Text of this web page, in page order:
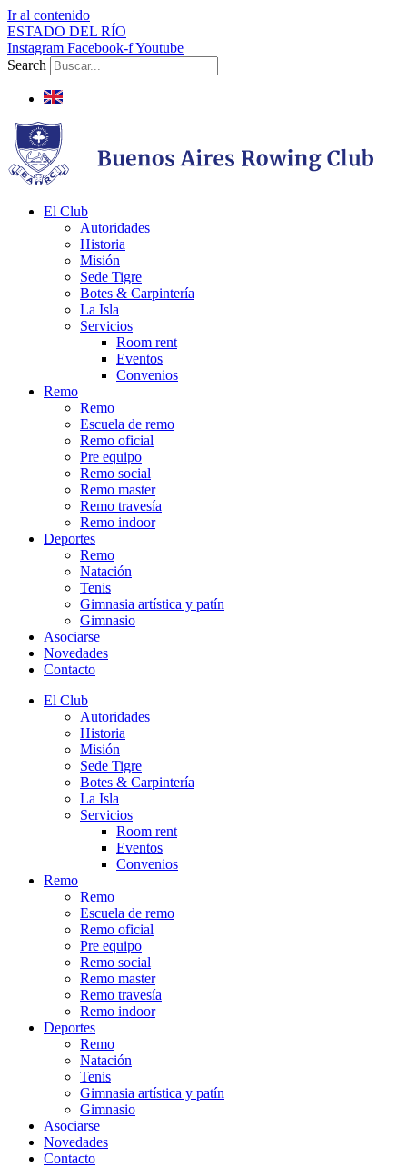
Ir al contenido
ESTADO DEL RÍO
Instagram Facebook-fYoutube
Search
El Club
Autoridades
Historia
Misión
Sede Tigre
Botes & Carpintería
La Isla
Servicios
Room rent
Eventos
Convenios
Remo
Remo
Escuela de remo
Remo oficial
Pre equipo
Remo social
Remo master
Remo travesía
Remo indoor
Deportes
Remo
Natación
Tenis
Gimnasia artística y patín
Gimnasio
Asociarse
Novedades
Contacto
El Club
Autoridades
Historia
Misión
Sede Tigre
Botes & Carpintería
La Isla
Servicios
Room rent
Eventos
Convenios
Remo
Remo
Escuela de remo
Remo oficial
Pre equipo
Remo social
Remo master
Remo travesía
Remo indoor
Deportes
Remo
Natación
Tenis
Gimnasia artística y patín
Gimnasio
Asociarse
Novedades
Contacto